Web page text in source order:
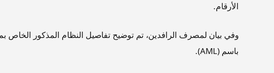
الأرقام.
وفي بيان لمصرف الرافدين، تم توضيح تفاصيل النظام المذكور الخاص
باسم (AML).